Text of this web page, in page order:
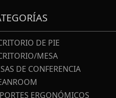
DE PIE
MESA
DE CONFERENCIA
ERGONÓMICOS